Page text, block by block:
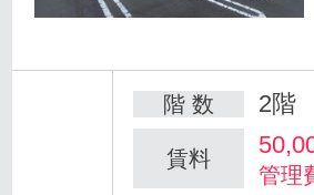
階 数 2階
賃料
管理